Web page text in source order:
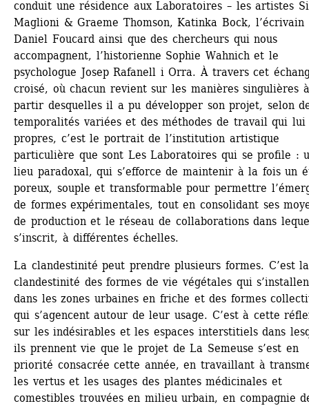
conduit une résidence aux Laboratoires – les artistes
Maglioni & Graeme Thomson, Katinka Bock, l’écrivain
Daniel Foucard ainsi que des chercheurs qui nous
accompagnent, l’historienne Sophie Wahnich et le
psychologue Josep Rafanell i Orra. À travers cet
croisé, où chacun revient sur les manières singulières à
partir desquelles il a pu développer son projet, selon
temporalités variées et des méthodes de travail qui lui
propres, c’est le portrait de l’institution artistique
particulière que sont Les Laboratoires qui se profile :
lieu paradoxal, qui s’efforce de maintenir à la fois un
poreux, souple et transformable pour permettre
de formes expérimentales, tout en consolidant ses
de production et le réseau de collaborations dans
s’inscrit, à différentes échelles.
La clandestinité peut prendre plusieurs formes. C’est la
clandestinité des formes de vie végétales qui
dans les zones urbaines en friche et des formes
qui s’agencent autour de leur usage. C’est à cette
sur les indésirables et les espaces interstitiels dans
ils prennent vie que le projet de La Semeuse s’est en
priorité consacrée cette année, en travaillant à
les vertus et les usages des plantes médicinales et
comestibles trouvées en milieu urbain, en compagnie